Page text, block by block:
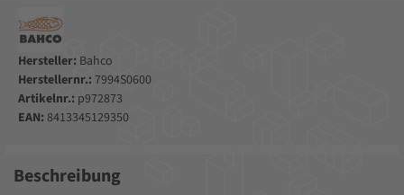
Hersteller: Bahco
Herstellernr.: 7994S0600
Artikelnr.: p972873
EAN: 8413345129350
Beschreibung